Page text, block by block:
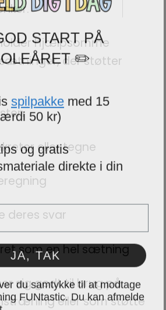
hjælpsomme
der støtter
eller tegne
deres svar
som en hel sætning
sig godt til brug på
eller som støtte
START PÅ
✏️
spilpakke
med 15
50 kr)
og gratis
direkte i din
JA, TAK
du samtykke til at modtage
FUNtastic. Du kan afmelde